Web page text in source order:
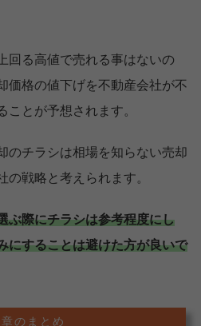
回る高値で売れる事はないの
価格の値下げを不動産会社が不
ことが予想されます。
のチラシは相場を知らない売却
の戦略と考えられます。
ぶ際にチラシは参考程度にし
にすることは避けた方が良いで